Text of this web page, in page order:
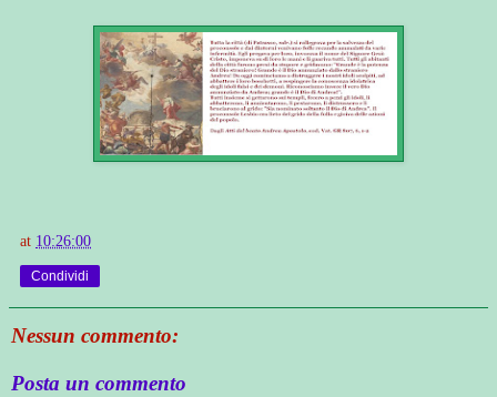
at 10:26:00
Condividi
Nessun commento:
Posta un commento